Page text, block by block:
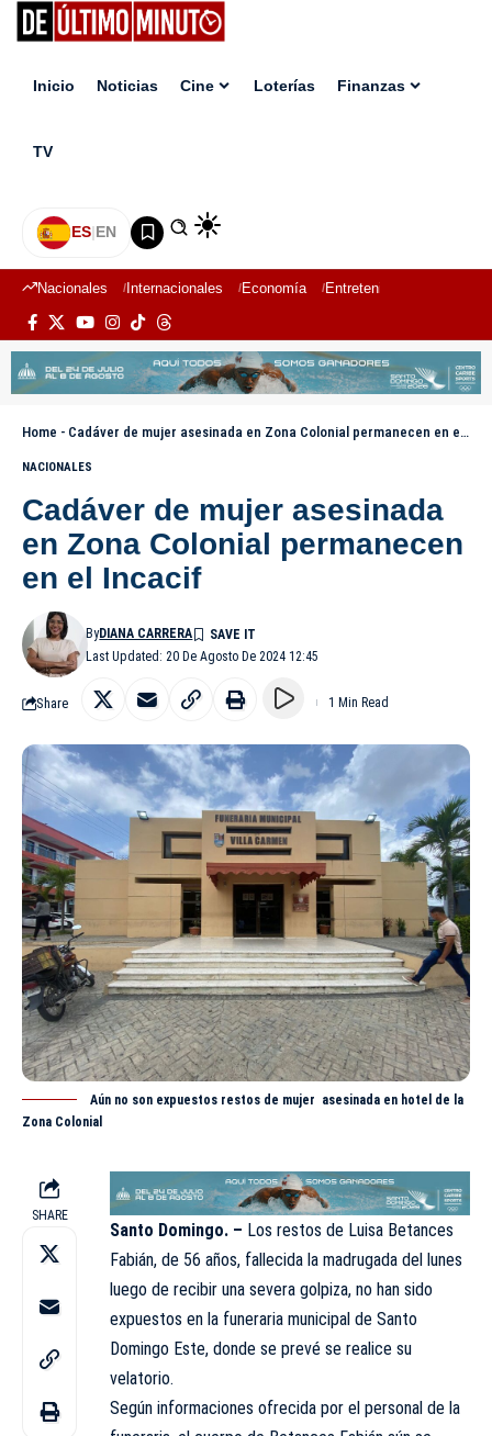
Inicio Noticias Cine Loterías Finanzas
TV
ES|EN
Nacionales Internacionales Economía Entretenimiento
Home - Cadáver de mujer asesinada en Zona Colonial permanecen en el Incacif
NACIONALES
Cadáver de mujer asesinada
en Zona Colonial permanecen
en el Incacif
Last Updated: 20 De Agosto De 2024 12:45
ByDIANA CARRERA
Share 1 Min Read
Aún no son expuestos restos de mujer asesinada en hotel de la
Zona Colonial
SHARE
Santo Domingo. – Los restos de Luisa Betances
Fabián, de 56 años, fallecida la madrugada del lunes
luego de recibir una severa golpiza, no han sido
expuestos en la funeraria municipal de Santo
Domingo Este, donde se prevé se realice su
velatorio.
Según informaciones ofrecida por el personal de la